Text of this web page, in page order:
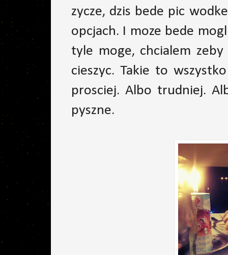
zycze, dzis bede pic
opcjach. I moze bede
tyle moge, chcialem
cieszyc. Takie to
prosciej. Albo trudniej.
pyszne.